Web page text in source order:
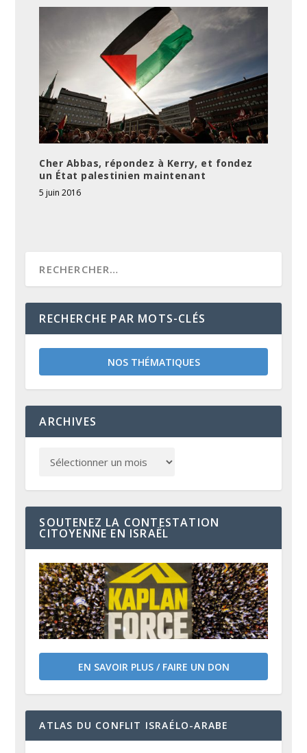
Cher Abbas, répondez à Kerry, et fondez
un État palestinien maintenant
5 juin 2016
RECHERCHE PAR MOTS-CLÉS
NOS THÉMATIQUES
ARCHIVES
SOUTENEZ LA CONTESTATION
CITOYENNE EN ISRAËL
EN SAVOIR PLUS / FAIRE UN DON
ATLAS DU CONFLIT ISRAÉLO-ARABE